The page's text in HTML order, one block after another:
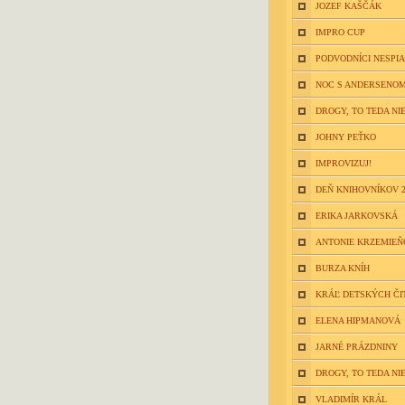
JOZEF KAŠČÁK
IMPRO CUP
PODVODNÍCI NESPIA
NOC S
DROGY, TO TEDA
JOHNY PEŤKO
IMPROVIZUJ!
DEŇ KNIHOVNÍKOV
ERIKA JARKOVSKÁ
ANTONIE
BURZA KNÍH
KRÁĽ DETSKÝCH
ELENA HIPMANOVÁ
JARNÉ PRÁZDNINY
DROGY, TO TEDA
VLADIMÍR KRÁL